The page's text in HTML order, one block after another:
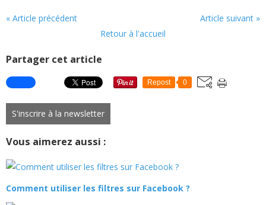
« Article précédent
Article suivant »
Retour à l'accueil
Partager cet article
Repost 0
S'inscrire à la newsletter
Vous aimerez aussi :
Comment utiliser les filtres sur Facebook ?